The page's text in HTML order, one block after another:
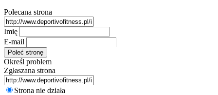
Polecana strona
Imię
E-mail
Określ problem
Zgłaszana strona
Strona nie działa